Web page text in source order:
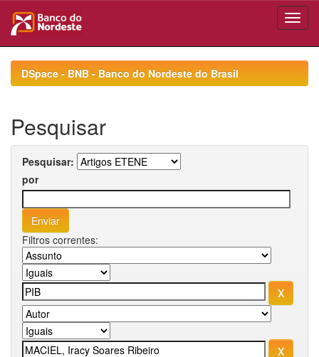
navigationDSpace - BNB - Banco do Nordeste do Brasil
Pesquisar
Pesquisar:
por
Filtros correntes: